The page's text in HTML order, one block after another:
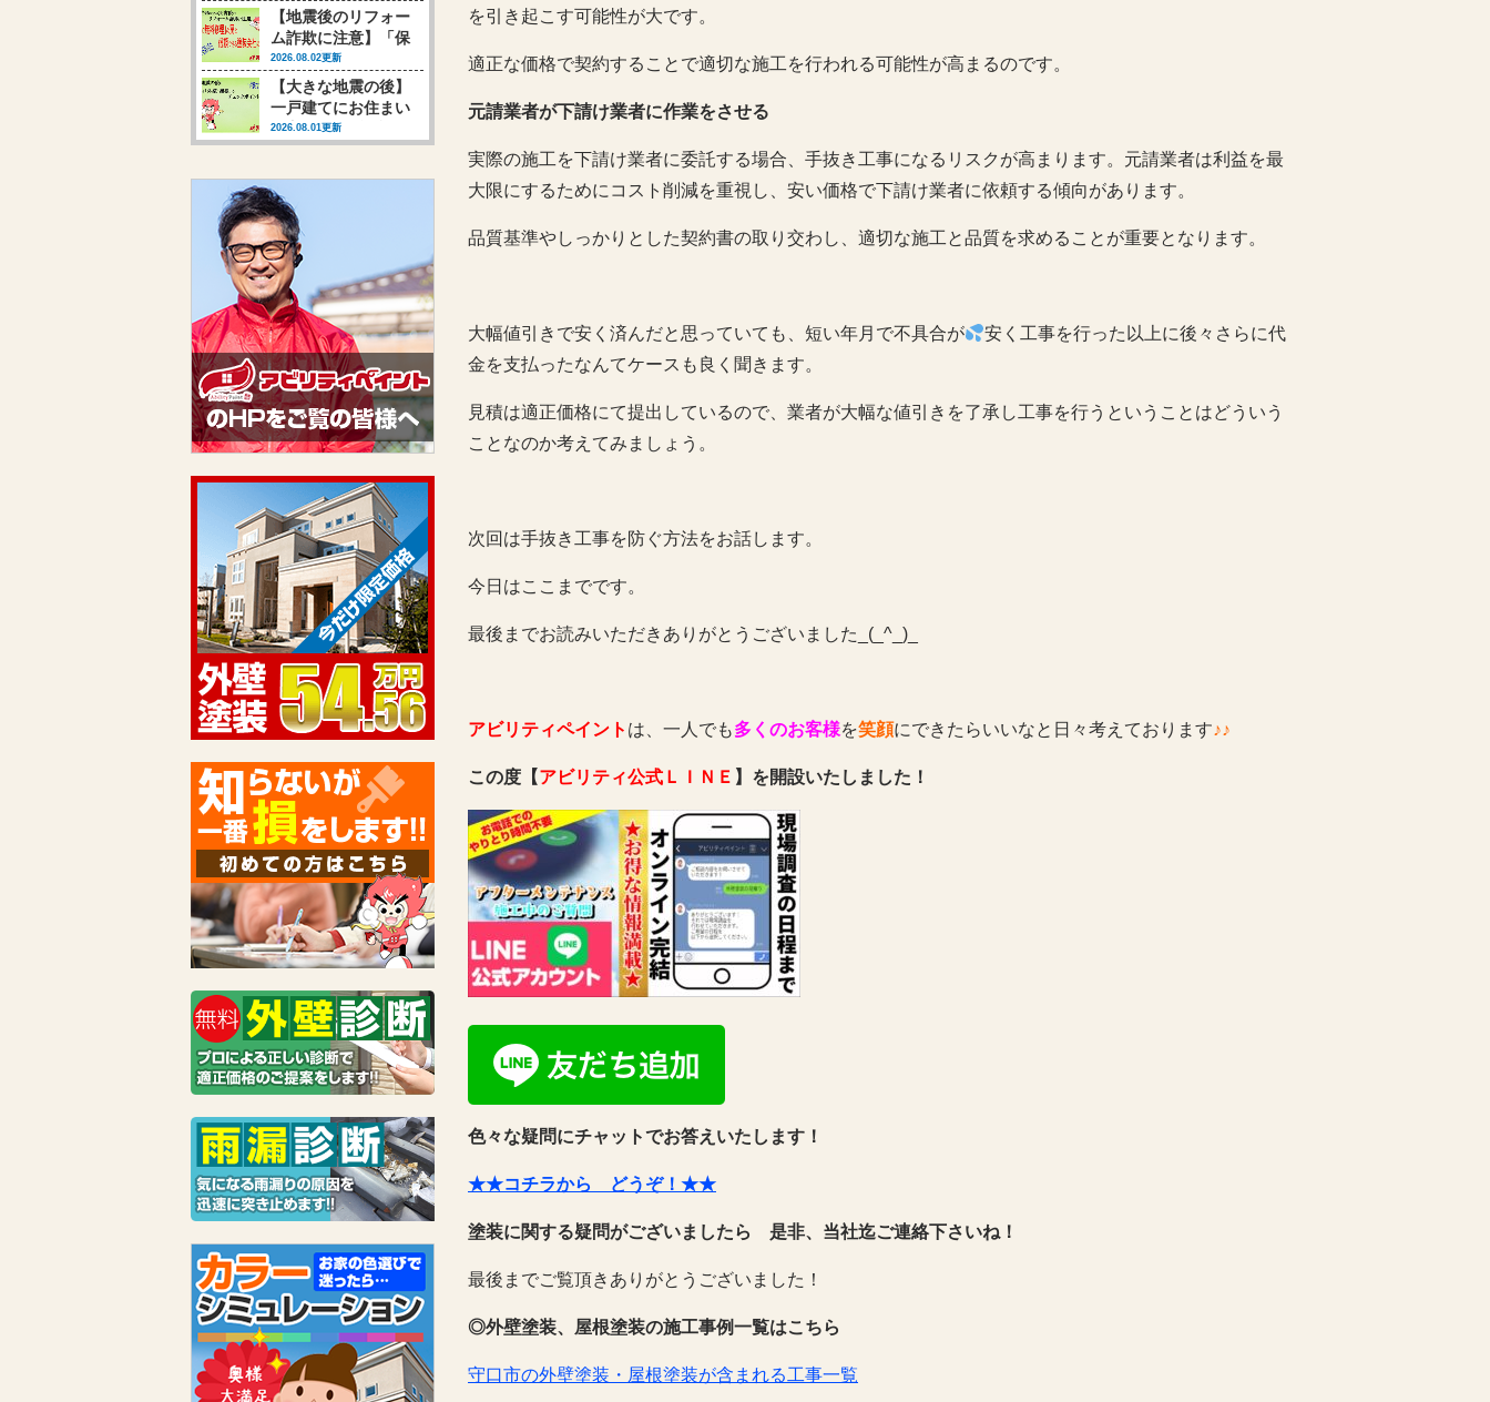
を引き起こす可能性が大です。
適正な価格で契約することで適切な施工を行われる可能性が高まるのです。
元請業者が下請け業者に作業をさせる
実際の施工を下請け業者に委託する場合、手抜き工事になるリスクが高まります。元請業者は利益を最
大限にするためにコスト削減を重視し、安い価格で下請け業者に依頼する傾向があります。
品質基準やしっかりとした契約書の取り交わし、適切な施工と品質を求めることが重要となります。
大幅値引きで安く済んだと思っていても、短い年月で不具合が
安く工事を行った以上に後々さらに代
金を支払ったなんてケースも良く聞きます。
見積は適正価格にて提出しているので、業者が大幅な値引きを了承し工事を行うということはどういう
ことなのか考えてみましょう。
次回は手抜き工事を防ぐ方法をお話します。
今日はここまでです。
最後までお読みいただきありがとうございました_(_^_)_
アビリティペイント は、一人でも多くのお客様を笑顔にできたらいいなと日々考えております♪♪
この度【アビリティ公式ＬＩＮＥ 】を開設いたしました！
色々な疑問にチャットでお答えいたします！
★★コチラから どうぞ！★★
塗装に関する疑問がございましたら 是非、当社迄ご連絡下さいね！
最後までご覧頂きありがとうございました！
◎外壁塗装、屋根塗装の施工事例一覧はこちら
守口市の外壁塗装・屋根塗装が含まれる工事一覧
変わりのお手伝い始
まります(‘◇’)ゞ
【地震後のリフォー
ム詐欺に注意】「保
険で無料修理」の罠
と、信頼できる塗装
会社の選び方
2026.08.02更新
【大きな地震の後】
一戸建てにお住まい
の方へ。まず確認す
べき「外壁・屋根」
と注意点
2026.08.01更新